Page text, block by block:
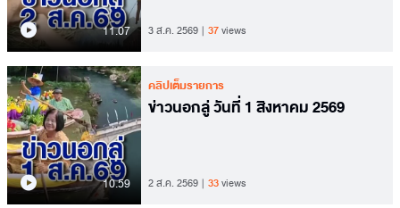
11.07 3 ส.ค. 2569 37views
10.59
คลิปเต็มรายการ
ข่าวนอกลู่ วันที่ 1 สิงหาคม 2569
2 ส.ค. 2569 33views